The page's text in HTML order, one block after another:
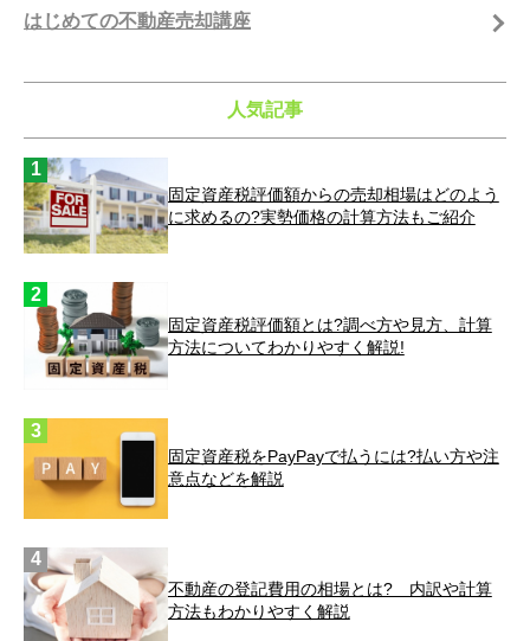
はじめての不動産売却講座
人気記事
固定資産税評価額からの売却相場はどのよう
に求めるの?実勢価格の計算方法もご紹介
固定資産税評価額とは?調べ方や見方、計算
方法についてわかりやすく解説!
固定資産税をPayPayで払うには?払い方や注
意点などを解説
不動産の登記費用の相場とは? 内訳や計算
方法もわかりやすく解説